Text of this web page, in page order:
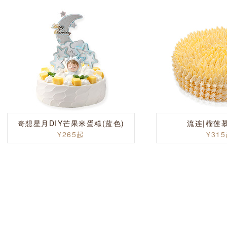
奇想星月DIY芒果米蛋糕(蓝色)
¥265起
流连|榴莲
¥315